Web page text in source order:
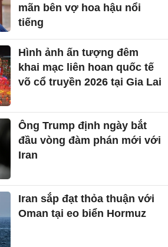
mãn bên vợ hoa hậu nổi
tiếng
Hình ảnh ấn tượng đêm
khai mạc liên hoan quốc tế
võ cổ truyền 2026 tại Gia Lai
Ông Trump định ngày bắt
đầu vòng đàm phán mới với
Iran
Iran sắp đạt thỏa thuận với
Oman tại eo biển Hormuz